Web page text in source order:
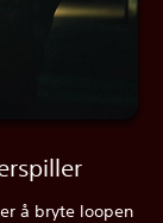
å bryte loopen